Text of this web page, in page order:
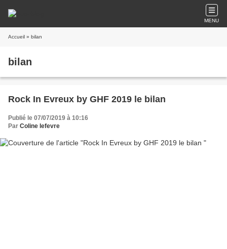
MENU
Accueil » bilan
bilan
Rock In Evreux by GHF 2019 le bilan
Publié le 07/07/2019 à 10:16
Par Coline lefevre